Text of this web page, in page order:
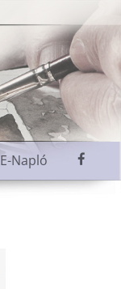
E-Napló
n